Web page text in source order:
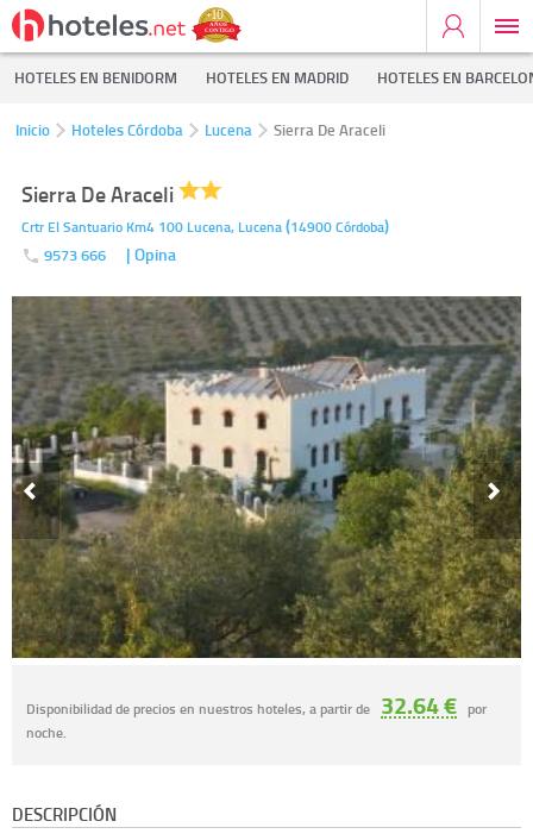
HOTELES EN BENIDORM HOTELES EN MADRID HOTELES EN
Inicio Hoteles Córdoba Lucena Sierra De Araceli
Sierra De Araceli
Crtr El Santuario Km4 100 Lucena, Lucena(14900Córdoba)
9573 666 | Opina
Disponibilidad de precios en nuestros hoteles, a partir de 32.64 € por
noche.
DESCRIPCIÓN